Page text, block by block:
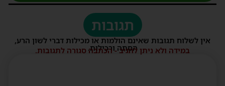
תגובות
אין לשלוח תגובות שאינם הולמות או מכילות דברי לשון הרע,
הסתה ורכילות.
במידה ולא ניתן להגיב - הכתבה סגורה לתגובות.